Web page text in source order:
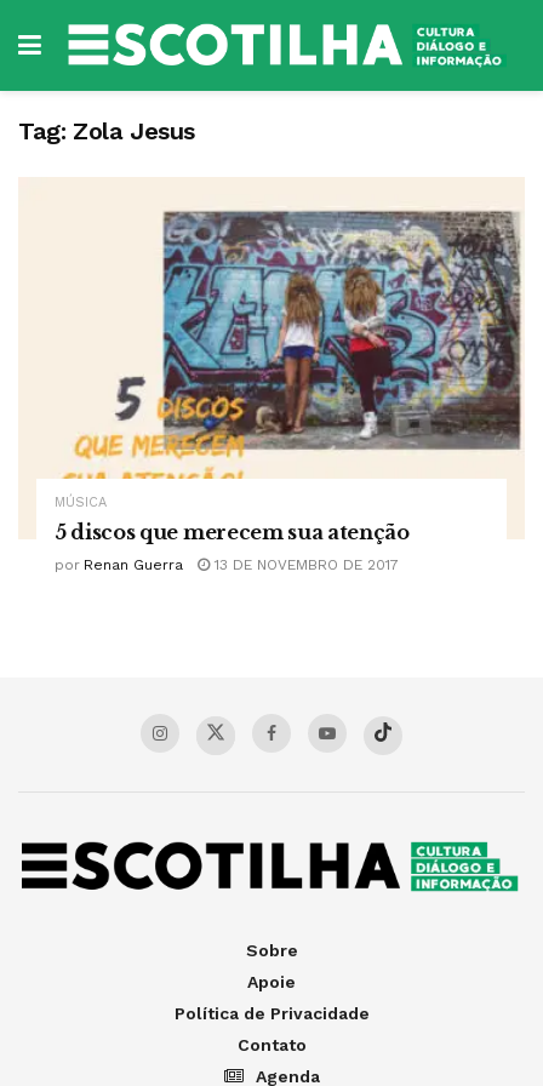
Tag: Zola Jesus
MÚSICA
5 discos que merecem sua atenção
por Renan Guerra 13 DE NOVEMBRO DE 2017
Sobre
Apoie
Política de Privacidade
Contato
Agenda